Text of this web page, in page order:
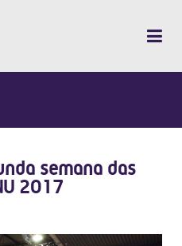
semana das
2017